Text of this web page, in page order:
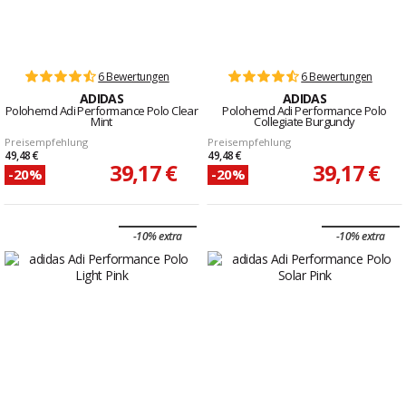
6 Bewertungen
ADIDAS
Polohemd Adi Performance Polo Clear
Mint
Preisempfehlung
49,48 €
-20% 39,17 €
6 Bewertungen
ADIDAS
Polohemd Adi Performance Polo
Collegiate Burgundy
Preisempfehlung
49,48 €
-20% 39,17 €
-10% extra -10% extra